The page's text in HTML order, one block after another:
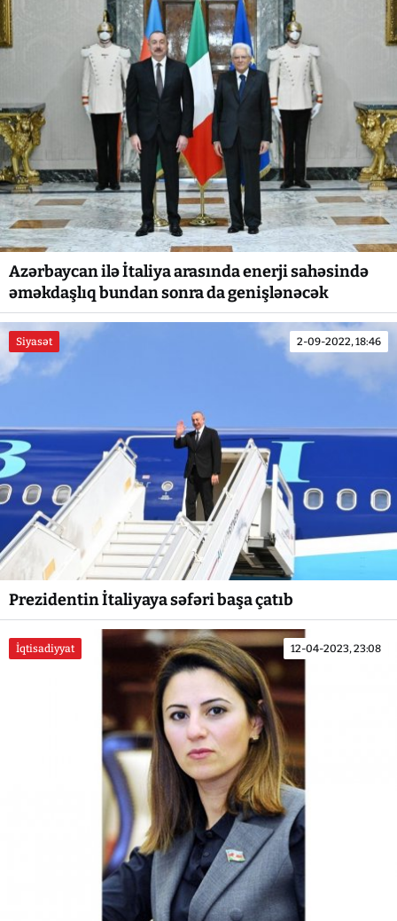
Azərbaycan ilə İtaliya arasında enerji sahəsində
əməkdaşlıq bundan sonra da genişlənəcək
Siyasət 2-09-2022, 18:46
Prezidentin İtaliyaya səfəri başa çatıb
İqtisadiyyat 12-04-2023, 23:08